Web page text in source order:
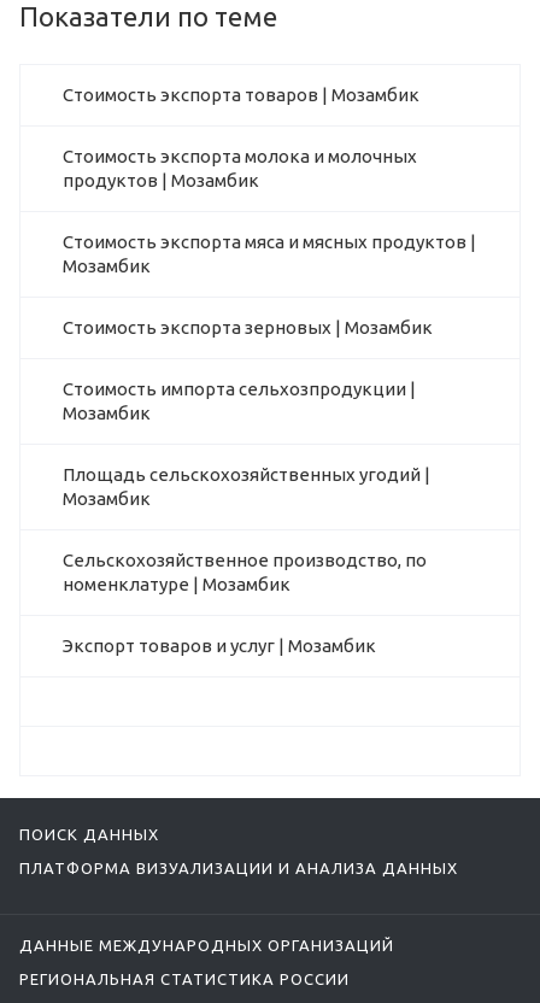
Показатели по теме
Стоимость экспорта товаров | Мозамбик
Стоимость экспорта молока и молочных
продуктов | Мозамбик
Стоимость экспорта мяса и мясных продуктов |
Мозамбик
Стоимость экспорта зерновых | Мозамбик
Стоимость импорта сельхозпродукции |
Мозамбик
Площадь сельскохозяйственных угодий |
Мозамбик
Сельскохозяйственное производство, по
номенклатуре | Мозамбик
Экспорт товаров и услуг | Мозамбик
ПОИСК ДАННЫХ
ПЛАТФОРМА ВИЗУАЛИЗАЦИИ И АНАЛИЗА ДАННЫХ
ДАННЫЕ МЕЖДУНАРОДНЫХ ОРГАНИЗАЦИЙ
РЕГИОНАЛЬНАЯ СТАТИСТИКА РОССИИ